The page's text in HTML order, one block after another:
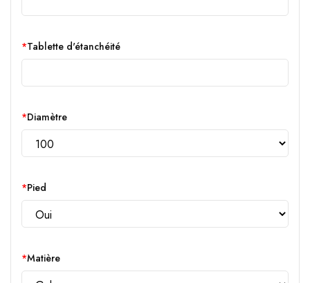
Tablette d'étanchéité
Diamètre
Pied
Matière